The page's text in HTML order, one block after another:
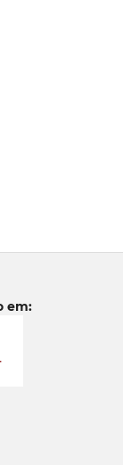
em: